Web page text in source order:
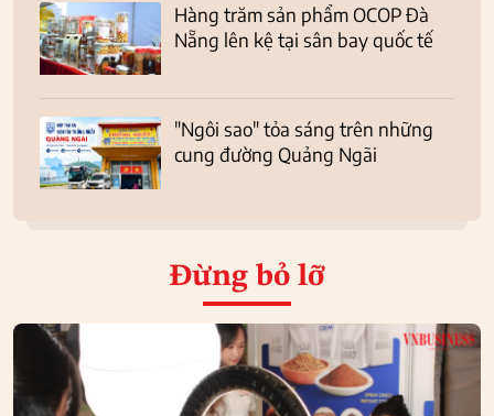
Hàng trăm sản phẩm OCOP Đà
Nẵng lên kệ tại sân bay quốc tế
"Ngôi sao" tỏa sáng trên những
cung đường Quảng Ngãi
Đừng bỏ lỡ